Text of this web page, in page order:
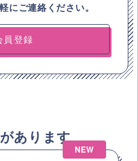
にご連絡ください。
員登録
あります
NEW